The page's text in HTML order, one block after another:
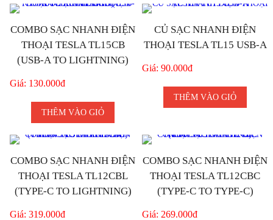
COMBO SẠC NHANH ĐIỆN
THOẠI TESLA TL15CB
(USB-A TO LIGHTNING)
Giá: 130.000đ
THÊM VÀO GIỎ
CỦ SẠC NHANH ĐIỆN
THOẠI TESLA TL15 USB-A
Giá: 90.000đ
THÊM VÀO GIỎ
COMBO SẠC NHANH ĐIỆN
THOẠI TESLA TL12CBL
(TYPE-C TO LIGHTNING)
Giá: 319.000đ
COMBO SẠC NHANH ĐIỆN
THOẠI TESLA TL12CBC
(TYPE-C TO TYPE-C)
Giá: 269.000đ